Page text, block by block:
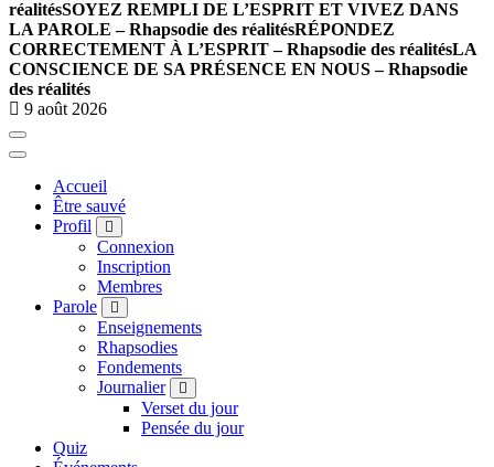
réalitésSOYEZ REMPLI DE L’ESPRIT ET VIVEZ DANS
LA PAROLE – Rhapsodie des réalitésRÉPONDEZ
CORRECTEMENT À L’ESPRIT – Rhapsodie des réalitésLA
CONSCIENCE DE SA PRÉSENCE EN NOUS – Rhapsodie
des réalités
9 août 2026
Accueil
Être sauvé
Profil
Connexion
Inscription
Membres
Parole
Enseignements
Rhapsodies
Fondements
Journalier
Verset du jour
Pensée du jour
Quiz